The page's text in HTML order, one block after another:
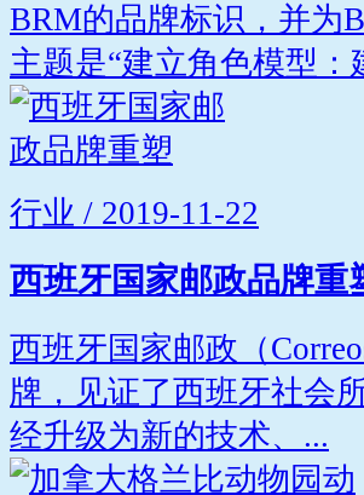
BRM的品牌标识，并为
主题是“建立角色模型：
行业 / 2019-11-22
西班牙国家邮政品牌重
西班牙国家邮政（
牌，见证了西班牙社会
经升级为新的技术、...